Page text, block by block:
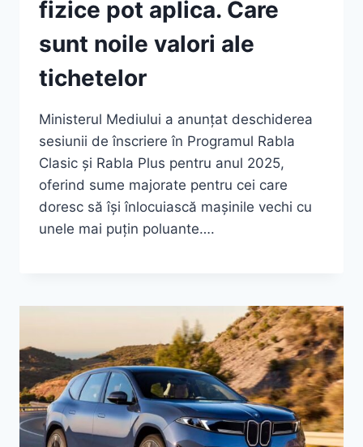
fizice pot aplica. Care
sunt noile valori ale
tichetelor
Ministerul Mediului a anunțat deschiderea
sesiunii de înscriere în Programul Rabla
Clasic și Rabla Plus pentru anul 2025,
oferind sume majorate pentru cei care
doresc să își înlocuiască mașinile vechi cu
unele mai puțin poluante….